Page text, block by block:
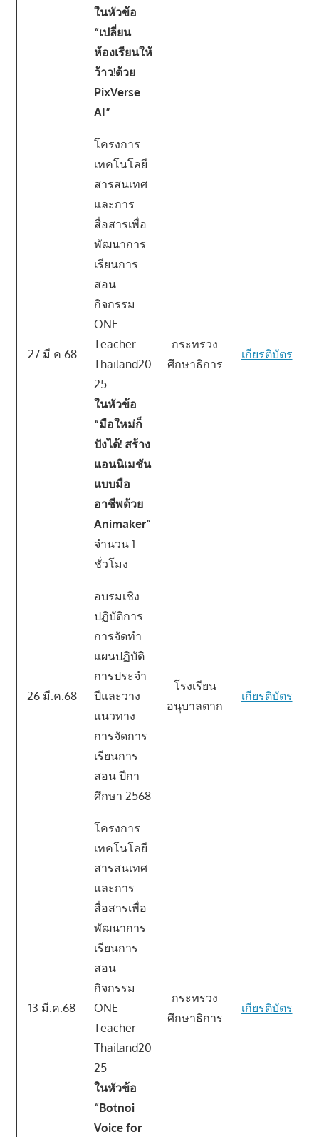
ในหัวข้อ
“เปลี่ยน
ห้องเรียนให้
ว้าว!ด้วย
PixVerse
AI”
27 มี.ค.68
โครงการ
เทคโนโลยี
สารสนเทศ
และการ
สื่อสารเพื่อ
พัฒนาการ
เรียนการ
สอน
กิจกรรม
ONE
Teacher
Thailand20
25
ในหัวข้อ
“มือใหม่ก็
ปังได้! สร้าง
แอนนิเมชัน
แบบมือ
อาชีพด้วย
Animaker”
จำนวน 1
ชั่วโมง
กระทรวง
ศึกษาธิการ
เกียรติบัตร
26 มี.ค.68
อบรมเชิง
ปฏิบัติการ
การจัดทำ
แผนปฏิบัติ
การประจำ
ปีและวาง
แนวทาง
การจัดการ
เรียนการ
สอน ปีกา
ศึกษา 2568
โรงเรียน
อนุบาลตาก
เกียรติบัตร
13 มี.ค.68
โครงการ
เทคโนโลยี
สารสนเทศ
และการ
สื่อสารเพื่อ
พัฒนาการ
เรียนการ
สอน
กิจกรรม
ONE
Teacher
Thailand20
25
ในหัวข้อ
“Botnoi
Voice for
กระทรวง
ศึกษาธิการ
เกียรติบัตร